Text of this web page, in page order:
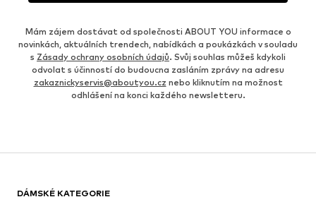
Mám zájem dostávat od společnosti ABOUT YOU informace o
novinkách, aktuálních trendech, nabídkách a poukázkách v souladu
s Zásady ochrany osobních údajů. Svůj souhlas můžeš kdykoli
odvolat s účinností do budoucna zasláním zprávy na adresu
zakaznickyservis@aboutyou.cz nebo kliknutím na možnost
odhlášení na konci každého newsletteru.
DÁMSKÉ KATEGORIE